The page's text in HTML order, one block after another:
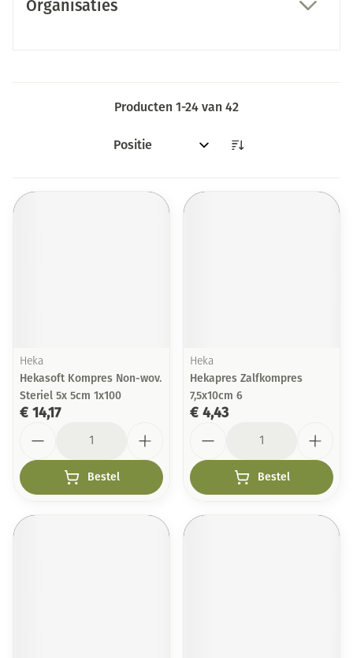
Organisaties
Producten 1-24 van 42
Sorteer op:
Heka
Hekasoft Kompres Non-wov.
Steriel 5x 5cm 1x100
€ 14,17
Bestel
Heka
Hekapres Zalfkompres
7,5x10cm 6
€ 4,43
Bestel